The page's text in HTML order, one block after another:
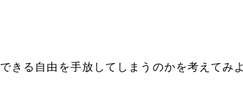
きる自由を手放してしまうのかを考えてみ